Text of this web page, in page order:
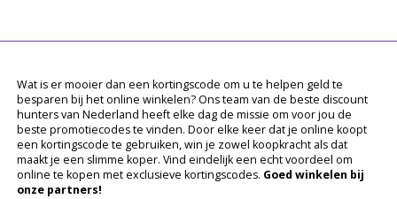
Wat is er mooier dan een kortingscode om u te helpen geld te
besparen bij het online winkelen? Ons team van de beste discount
hunters van Nederland heeft elke dag de missie om voor jou de
beste promotiecodes te vinden. Door elke keer dat je online koopt
een kortingscode te gebruiken, win je zowel koopkracht als dat
maakt je een slimme koper. Vind eindelijk een echt voordeel om
online te kopen met exclusieve kortingscodes. Goed winkelen bij
onze partners!